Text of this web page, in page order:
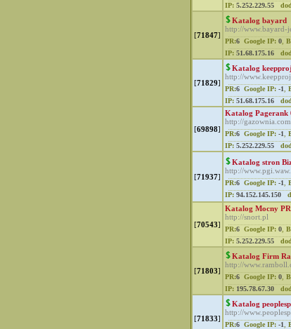
IP: 5.252.229.55
[71847]
Katalog bayard
http://www.bayard-
PR:6 Google IP: 0
IP: 51.68.175.16
[71829]
Katalog
http://
PR:6 Google IP: -1
IP: 51.68.175.16
[69898]
Katalog Pagerank
http://
PR:6 Google IP: -1
IP: 5.252.229.55
[71937]
Katalog stron
http://
PR:6 Google IP: -1
IP: 94.152.145.150
[70543]
Katalog Mocny
http://snort.pl
PR:6 Google IP: 0
IP: 5.252.229.55
[71803]
Katalog Firm
http://
PR:6 Google IP: 0
IP: 195.78.67.30
[71833]
Katalog
http://
PR:6 Google IP: -1